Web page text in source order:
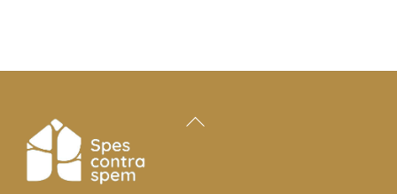
Back